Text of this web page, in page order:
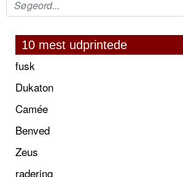
10 mest udprintede
fusk
Dukaton
Camée
Benved
Zeus
radering